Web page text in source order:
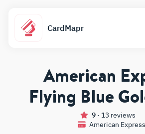
CardMapr
American
Flying Blue
9 · 13 reviews
American Express